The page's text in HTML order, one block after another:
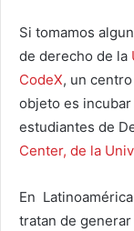
Si tomamos
de derecho de la
CodeX, un
objeto es
estudiantes de
Center, de la
En
tratan de